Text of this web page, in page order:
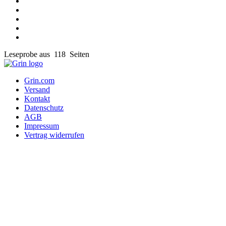
Leseprobe aus 118 Seiten
Grin.com
Versand
Kontakt
Datenschutz
AGB
Impressum
Vertrag widerrufen